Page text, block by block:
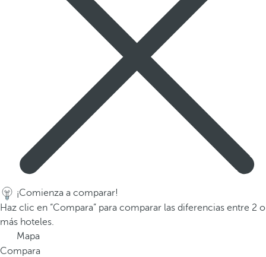
¡Comienza a comparar!
Haz clic en “Compara” para comparar las diferencias entre 2 o
más hoteles.
Mapa
Compara